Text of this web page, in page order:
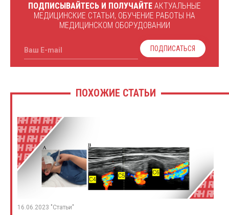
ПОДПИСЫВАЙТЕСЬ И ПОЛУЧАЙТЕ АКТУАЛЬНЫЕ
МЕДИЦИНСКИЕ СТАТЬИ, ОБУЧЕНИЕ РАБОТЫ НА
МЕДИЦИНСКОМ ОБОРУДОВАНИИ
Ваш E-mail ПОДПИСАТЬСЯ
ПОХОЖИЕ СТАТЬИ
16.06.2023 "Статьи"